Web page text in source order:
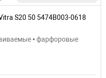
S20 50 5474B003-0618
• фарфоровые